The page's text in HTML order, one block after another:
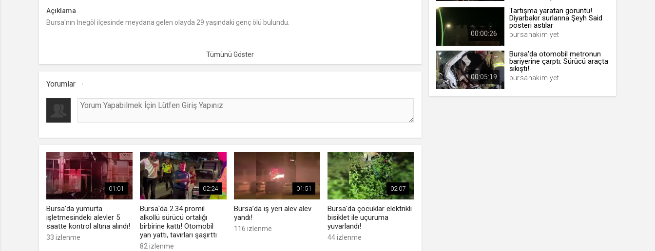
Açıklama
Bursa'nın İnegöl ilçesinde meydana gelen olayda 29 yaşındaki genç ölü bulundu.
Yorumlar
01:01
Bursa'da yumurta
işletmesindeki alevler 5
saatte kontrol altına alındı!
33 izlenme
02:24
Bursa'da 2.34 promil
alkollü sürücü ortalığı
birbirine kattı! Otomobil
yan yattı, tavırları şaşırttı
82 izlenme
01:51
Bursa’da iş yeri alev alev
yandı!
116 izlenme
02:07
Bursa'da çocuklar elektrikli
bisiklet ile uçuruma
yuvarlandı!
44 izlenme
00:00:26
Tartışma yaratan görüntü!
Diyarbakır surlarına Şeyh Said
posteri astılar
bursahakimiyet
00:05:19
Bursa'da otomobil metronun
bariyerine çarptı: Sürücü araçta
sıkıştı!
bursahakimiyet